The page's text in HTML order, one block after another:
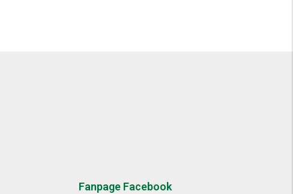
Fanpage Facebook